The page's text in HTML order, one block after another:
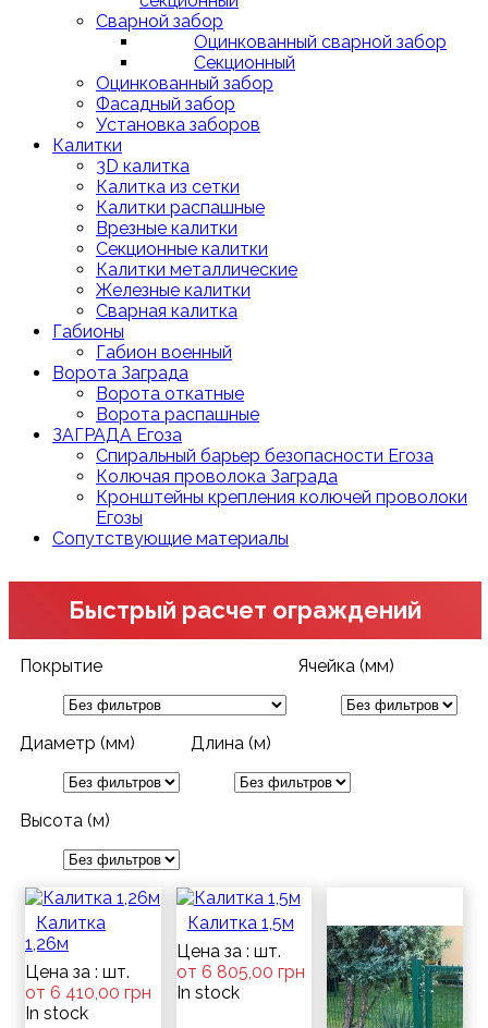
Сварной забор
Оцинкованный сварной забор
Секционный
Оцинкованный забор
Фасадный забор
Установка заборов
Калитки
3D калитка
Калитка из сетки
Калитки распашные
Врезные калитки
Секционные калитки
Калитки металлические
Железные калитки
Сварная калитка
Габионы
Габион военный
Ворота Заграда
Ворота откатные
Ворота распашные
ЗАГРАДА Егоза
Спиральный барьер безопасности Егоза
Колючая проволока Заграда
Кронштейны крепления колючей проволоки
Егозы
Сопутствующие материалы
Быстрый расчет ограждений
Покрытие Ячейка (мм)
Диаметр (мм) Длина (м)
Высота (м)
Калитка
1,26м
Цена за : шт.
от 6 410,00 грн
In stock
Калитка 1,5м
Цена за : шт.
от 6 805,00 грн
In stock